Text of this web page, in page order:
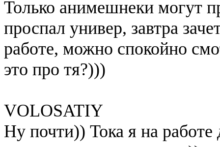
Только анимешнеки могут
проспал универ, завтра
работе, можно спокойно
это про тя?)))
VOLOSATIY
Ну почти)) Тока я на